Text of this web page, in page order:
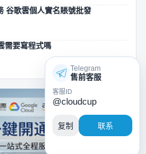
谷歌雲個人實名賬號批發
需要寫程式嗎
Telegram
售前客服
客服ID
@cloudcup
复制 联系